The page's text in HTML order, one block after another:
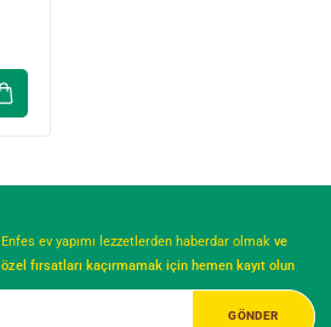
Enfes ev yapımı lezzetlerden haberdar olmak ve
özel fırsatları kaçırmamak için hemen kayıt olun